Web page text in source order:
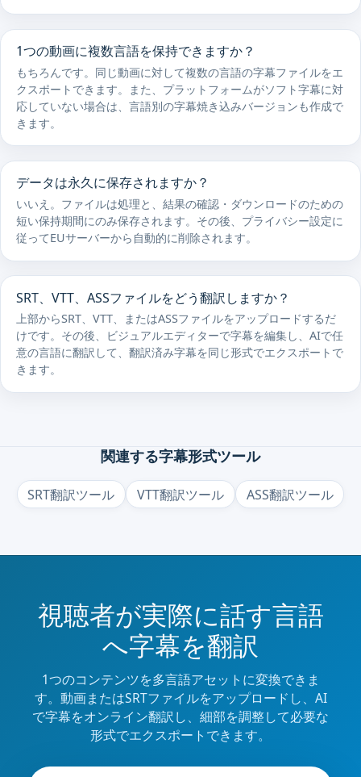
1つの動画に複数言語を保持できますか？
もちろんです。同じ動画に対して複数の言語の字幕ファイルをエ
クスポートできます。また、プラットフォームがソフト字幕に対
応していない場合は、言語別の字幕焼き込みバージョンも作成で
きます。
データは永久に保存されますか？
いいえ。ファイルは処理と、結果の確認・ダウンロードのための
短い保持期間にのみ保存されます。その後、プライバシー設定に
従ってEUサーバーから自動的に削除されます。
SRT、VTT、ASSファイルをどう翻訳しますか？
上部からSRT、VTT、またはASSファイルをアップロードするだ
けです。その後、ビジュアルエディターで字幕を編集し、AIで任
意の言語に翻訳して、翻訳済み字幕を同じ形式でエクスポートで
きます。
関連する字幕形式ツール
SRT翻訳ツール VTT翻訳ツール ASS翻訳ツール
視聴者が実際に話す言語
へ字幕を翻訳
1つのコンテンツを多言語アセットに変換できま
す。動画またはSRTファイルをアップロードし、AI
で字幕をオンライン翻訳し、細部を調整して必要な
形式でエクスポートできます。